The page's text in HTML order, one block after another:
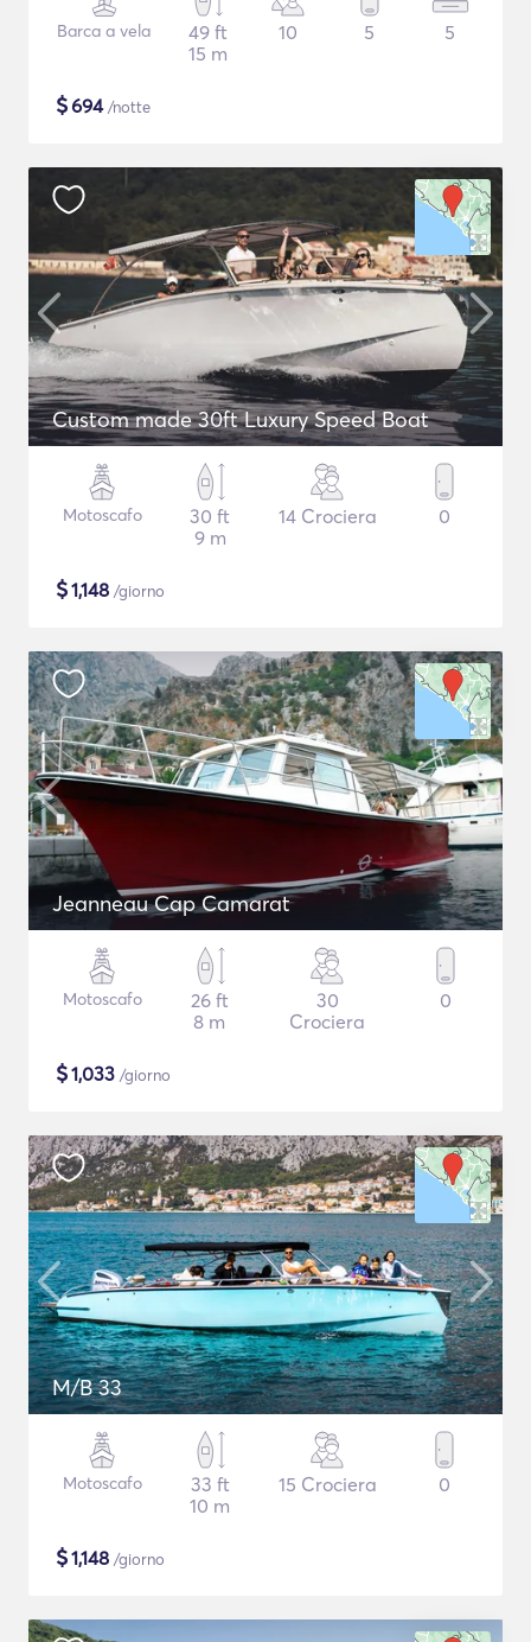
Barca a vela
49 ft
15 m
10 5 5
$694/notte
Custom made 30ft Luxury Speed Boat
Motoscafo
30 ft
9 m
14 Crociera 0
$1,148 /giorno
Jeanneau Cap Camarat
Motoscafo
26 ft
8 m
30
Crociera
0
$1,033 /giorno
M/B 33
Motoscafo
33 ft
10 m
15 Crociera 0
$1,148 /giorno